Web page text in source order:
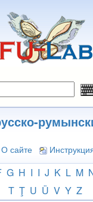
О сайте
G H I I J K L M
T Ţ U Ü V Y Z